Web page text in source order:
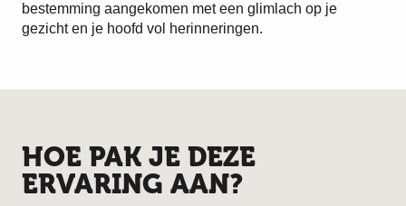
bestemming aangekomen met een glimlach op je
gezicht en je hoofd vol herinneringen.
HOE PAK JE DEZE
ERVARING AAN?